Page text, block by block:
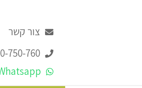
צור קשר
1-800-750-760